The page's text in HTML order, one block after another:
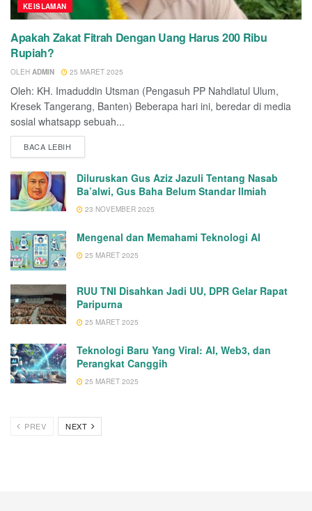
KEISLAMAN
Apakah Zakat Fitrah Dengan Uang Harus 200 Ribu
Rupiah?
OLEH ADMIN 25 MARET 2025
Oleh: KH. Imaduddin Utsman (Pengasuh PP Nahdlatul Ulum,
Kresek Tangerang, Banten) Beberapa hari ini, beredar di media
sosial whatsapp sebuah...
BACA LEBIH
Diluruskan Gus Aziz Jazuli Tentang Nasab
Ba’alwi, Gus Baha Belum Standar Ilmiah
23 NOVEMBER 2025
Mengenal dan Memahami Teknologi AI
25 MARET 2025
RUU TNI Disahkan Jadi UU, DPR Gelar Rapat
Paripurna
25 MARET 2025
Teknologi Baru Yang Viral: AI, Web3, dan
Perangkat Canggih
25 MARET 2025
PREV NEXT